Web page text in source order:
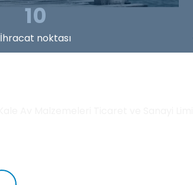
10
İhracat noktası